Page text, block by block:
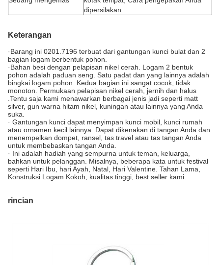
dipersilakan.
Keterangan
·Barang ini 0201.7196 terbuat dari gantungan kunci bulat dan 2
bagian logam berbentuk pohon.
·Bahan besi dengan pelapisan nikel cerah. Logam 2 bentuk
pohon adalah paduan seng. Satu padat dan yang lainnya adalah
bingkai logam pohon. Kedua bagian ini sangat cocok, tidak
monoton. Permukaan pelapisan nikel cerah, jernih dan halus
.Tentu saja kami menawarkan berbagai jenis jadi seperti matt
silver, gun warna hitam nikel, kuningan atau lainnya yang Anda
suka.
· Gantungan kunci dapat menyimpan kunci mobil, kunci rumah
atau ornamen kecil lainnya. Dapat dikenakan di tangan Anda dan
menempelkan dompet, ransel, tas travel atau tas tangan Anda
untuk membebaskan tangan Anda.
· Ini adalah hadiah yang sempurna untuk teman, keluarga,
bahkan untuk pelanggan. Misalnya, beberapa kata untuk festival
seperti Hari Ibu, hari Ayah, Natal, Hari Valentine. Tahan Lama,
Konstruksi Logam Kokoh, kualitas tinggi, best seller kami.
rincian